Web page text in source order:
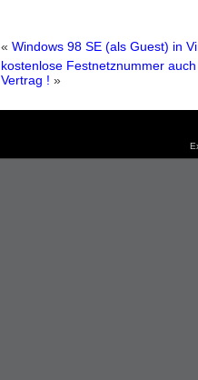
« Windows 98 SE (als Guest) in
kostenlose Festnetznummer
Vertrag ! »